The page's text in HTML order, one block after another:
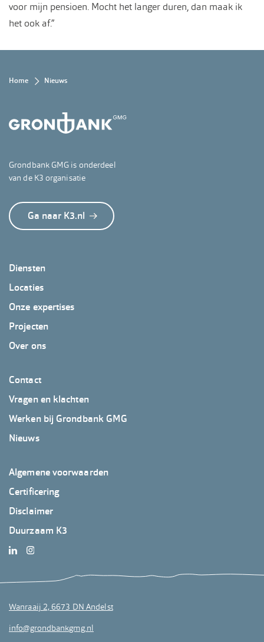
voor mijn pensioen. Mocht het langer duren, dan maak ik
het ook af.”
Kruimelpad
Home Nieuws
Grondbank GMG is onderdeel
van de K3 organisatie
Ga naar K3.nl
Footer
GrondbankGMG
Diensten
Locaties
Onze expertises
Projecten
Over ons
Footer
GrondbankGMG
2
Contact
Vragen en klachten
Werken bij Grondbank GMG
Nieuws
Footer
GrondbankGMG
3
Algemene voorwaarden
Certificering
Disclaimer
Duurzaam K3
Wanraaij 2, 6673 DN Andelst
info@grondbankgmg.nl